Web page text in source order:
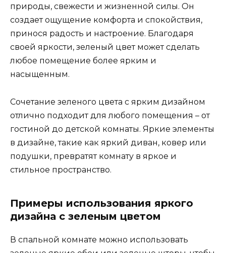
природы, свежести и жизненной силы. Он
создает ощущение комфорта и спокойствия,
принося радость и настроение. Благодаря
своей яркости, зеленый цвет может сделать
любое помещение более ярким и
насыщенным.
Сочетание зеленого цвета с ярким дизайном
отлично подходит для любого помещения – от
гостиной до детской комнаты. Яркие элементы
в дизайне, такие как яркий диван, ковер или
подушки, превратят комнату в яркое и
стильное пространство.
Примеры использования яркого
дизайна с зеленым цветом
В спальной комнате можно использовать